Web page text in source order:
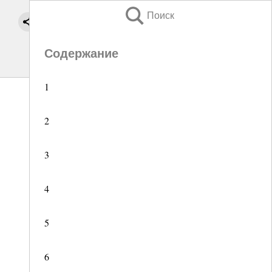
Поиск
Содержание
1
2
3
4
5
6